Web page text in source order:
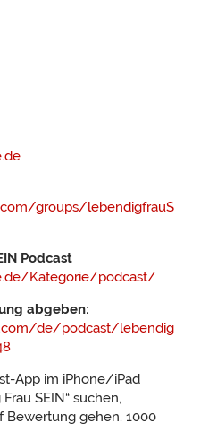
groups/lebendigfrauS
Podcast
Kategorie/podcast/
abgeben:
de/podcast/lebendig
App im iPhone/iPad
SEIN“ suchen,
Bewertung gehen. 1000